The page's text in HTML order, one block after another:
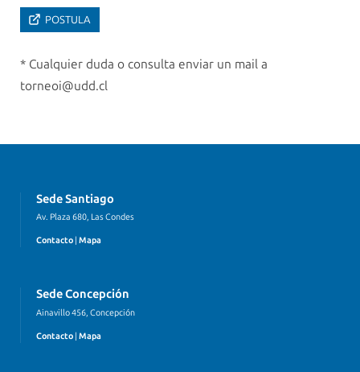
POSTULA
* Cualquier duda o consulta enviar un mail a
torneoi@udd.cl
Sede Santiago
Av. Plaza 680, Las Condes
Contacto Mapa
Sede Concepción
Ainavillo 456, Concepción
Contacto | Mapa